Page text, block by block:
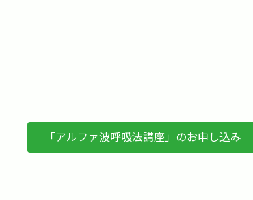
「アルファ波呼吸法講座」のお申し込み